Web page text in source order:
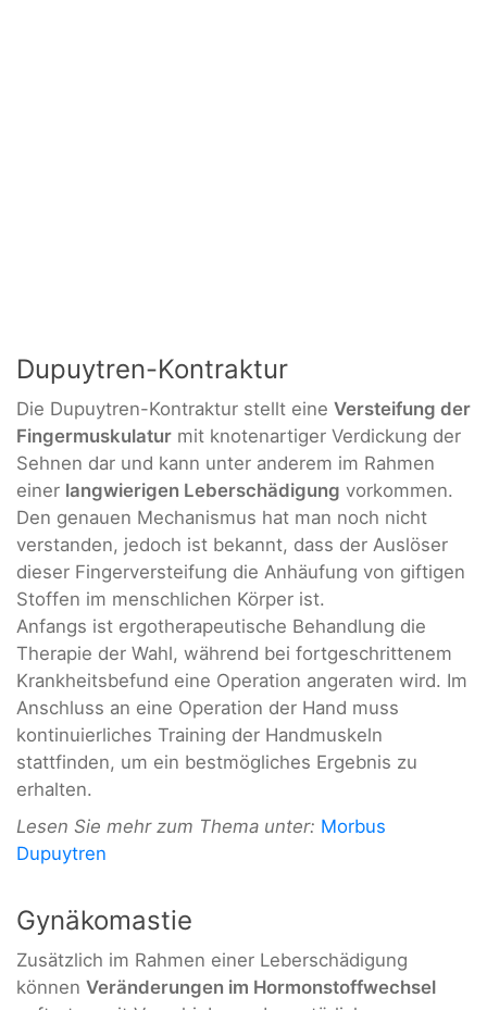
Dupuytren-Kontraktur
Die Dupuytren-Kontraktur stellt eine Versteifung der
Fingermuskulatur mit knotenartiger Verdickung der
Sehnen dar und kann unter anderem im Rahmen
einer langwierigen Leberschädigung vorkommen.
Den genauen Mechanismus hat man noch nicht
verstanden, jedoch ist bekannt, dass der Auslöser
dieser Fingerversteifung die Anhäufung von giftigen
Stoffen im menschlichen Körper ist.
Anfangs ist ergotherapeutische Behandlung die
Therapie der Wahl, während bei fortgeschrittenem
Krankheitsbefund eine Operation angeraten wird. Im
Anschluss an eine Operation der Hand muss
kontinuierliches Training der Handmuskeln
stattfinden, um ein bestmögliches Ergebnis zu
erhalten.
Lesen Sie mehr zum Thema unter: Morbus
Dupuytren
Gynäkomastie
Zusätzlich im Rahmen einer Leberschädigung
können Veränderungen im Hormonstoffwechsel